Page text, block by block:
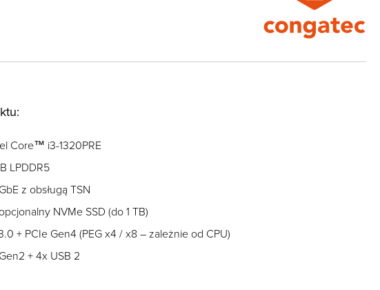
Core™ i3-1320PRE
LPDDR5
z obsługą TSN
NVMe SSD (do 1 TB)
+ PCIe Gen4 (PEG x4 / x8 – zależnie od CPU)
+ 4x USB 2